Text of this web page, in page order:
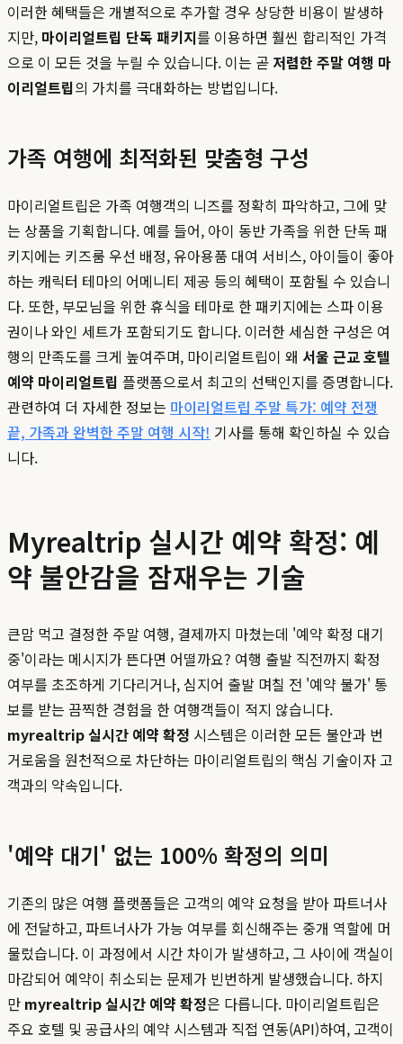
이러한 혜택들은 개별적으로 추가할 경우 상당한 비용이 발생하
지만, 마이리얼트립 단독 패키지를 이용하면 훨씬 합리적인 가격
으로 이 모든 것을 누릴 수 있습니다. 이는 곧 저렴한 주말 여행 마
이리얼트립의 가치를 극대화하는 방법입니다.
가족 여행에 최적화된 맞춤형 구성
마이리얼트립은 가족 여행객의 니즈를 정확히 파악하고, 그에 맞
는 상품을 기획합니다. 예를 들어, 아이 동반 가족을 위한 단독 패
키지에는 키즈룸 우선 배정, 유아용품 대여 서비스, 아이들이 좋아
하는 캐릭터 테마의 어메니티 제공 등의 혜택이 포함될 수 있습니
다. 또한, 부모님을 위한 휴식을 테마로 한 패키지에는 스파 이용
권이나 와인 세트가 포함되기도 합니다. 이러한 세심한 구성은 여
행의 만족도를 크게 높여주며, 마이리얼트립이 왜 서울 근교 호텔
예약 마이리얼트립 플랫폼으로서 최고의 선택인지를 증명합니다.
관련하여 더 자세한 정보는 마이리얼트립 주말 특가: 예약 전쟁
끝, 가족과 완벽한 주말 여행 시작! 기사를 통해 확인하실 수 있습
니다.
Myrealtrip 실시간 예약 확정: 예
약 불안감을 잠재우는 기술
큰맘 먹고 결정한 주말 여행, 결제까지 마쳤는데 '예약 확정 대기
중'이라는 메시지가 뜬다면 어떨까요? 여행 출발 직전까지 확정
여부를 초조하게 기다리거나, 심지어 출발 며칠 전 '예약 불가' 통
보를 받는 끔찍한 경험을 한 여행객들이 적지 않습니다.
myrealtrip 실시간 예약 확정 시스템은 이러한 모든 불안과 번
거로움을 원천적으로 차단하는 마이리얼트립의 핵심 기술이자 고
객과의 약속입니다.
'예약 대기' 없는 100% 확정의 의미
기존의 많은 여행 플랫폼들은 고객의 예약 요청을 받아 파트너사
에 전달하고, 파트너사가 가능 여부를 회신해주는 중개 역할에 머
물렀습니다. 이 과정에서 시간 차이가 발생하고, 그 사이에 객실이
마감되어 예약이 취소되는 문제가 빈번하게 발생했습니다. 하지
만 myrealtrip 실시간 예약 확정은 다릅니다. 마이리얼트립은
주요 호텔 및 공급사의 예약 시스템과 직접 연동(API)하여, 고객이